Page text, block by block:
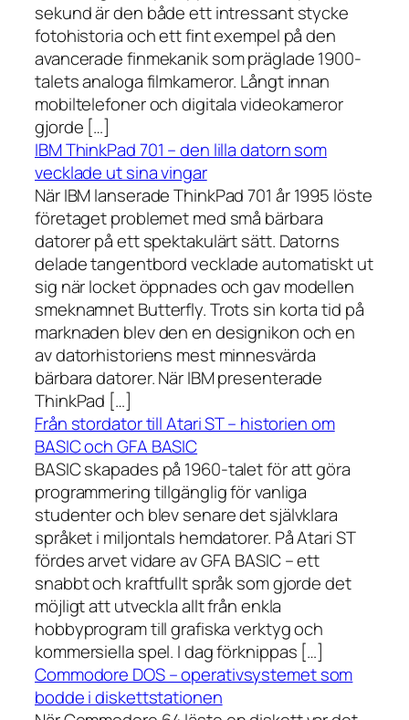
sekund är den både ett intressant stycke
fotohistoria och ett fint exempel på den
avancerade finmekanik som präglade 1900-
talets analoga filmkameror. Långt innan
mobiltelefoner och digitala videokameror
gjorde […]
IBM ThinkPad 701 – den lilla datorn som
vecklade ut sina vingar
När IBM lanserade ThinkPad 701 år 1995 löste
företaget problemet med små bärbara
datorer på ett spektakulärt sätt. Datorns
delade tangentbord vecklade automatiskt ut
sig när locket öppnades och gav modellen
smeknamnet Butterfly. Trots sin korta tid på
marknaden blev den en designikon och en
av datorhistoriens mest minnesvärda
bärbara datorer. När IBM presenterade
ThinkPad […]
Från stordator till Atari ST – historien om
BASIC och GFA BASIC
BASIC skapades på 1960-talet för att göra
programmering tillgänglig för vanliga
studenter och blev senare det självklara
språket i miljontals hemdatorer. På Atari ST
fördes arvet vidare av GFA BASIC – ett
snabbt och kraftfullt språk som gjorde det
möjligt att utveckla allt från enkla
hobbyprogram till grafiska verktyg och
kommersiella spel. I dag förknippas […]
Commodore DOS – operativsystemet som
bodde i diskettstationen